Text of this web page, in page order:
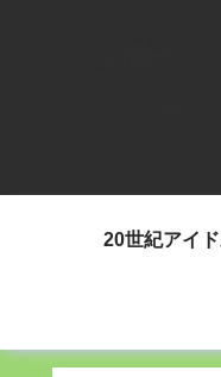
20世紀アイ